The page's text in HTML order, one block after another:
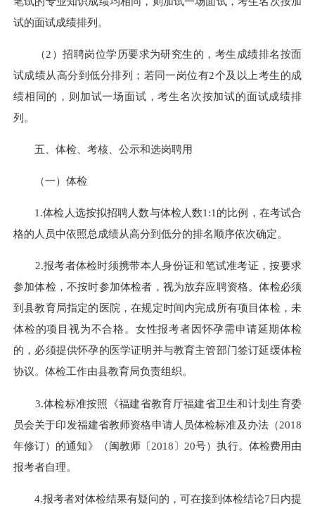
试的面试成绩排列。
（2）招聘岗位学历要求为研究生的，考生成绩排名按面
试成绩从高分到低分排列；若同一岗位有2个及以上考生的成
绩相同的，则加试一场面试，考生名次按加试的面试成绩排
列。
五、体检、考核、公示和选岗聘用
（一）体检
1.体检人选按拟招聘人数与体检人数1:1的比例，在考试合
格的人员中依照总成绩从高分到低分的排名顺序依次确定。
2.报考者体检时须携带本人身份证和笔试准考证，按要求
参加体检，不按时参加体检者，视为放弃应聘资格。体检必须
到县教育局指定的医院，在规定时间内完成所有项目体检，未
体检的项目视为不合格。女性报考者因怀孕需申请延期体检
的，必须提供怀孕的医学证明并与教育主管部门签订延缓体检
协议。体检工作由县教育局负责组织。
3.体检标准按照《福建省教育厅福建省卫生和计划生育委
员会关于印发福建省教师资格申请人员体检标准及办法（2018
年修订）的通知》（闽教师〔2018〕20号）执行。体检费用由
报考者自理。
4.报考者对体检结果有疑问的，可在接到体检结论7日内提